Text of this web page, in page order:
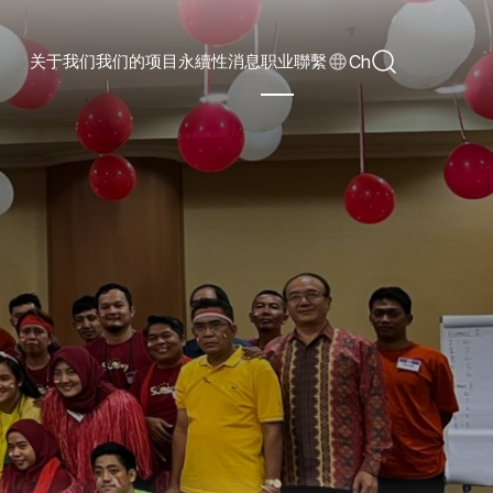
关于我们我们的项目 永續性消息职业聯繫 Ch